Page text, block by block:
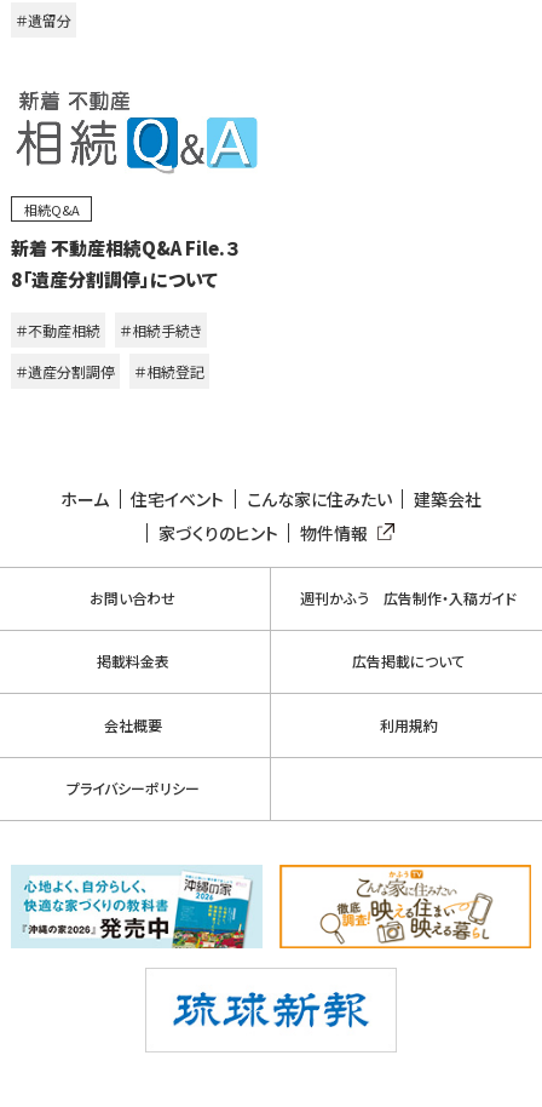
＃遺留分
相続Q&A
新着 不動産相続Q&A File.３
8「遺産分割調停」について
＃不動産相続
＃相続手続き
＃遺産分割調停
＃相続登記
ホーム 住宅イベント こんな家に住みたい
建築会社
家づくりのヒント
物件情報
お問い合わせ 週刊かふう 広告制作・入稿ガイド
掲載料金表 広告掲載について
会社概要 利用規約
プライバシーポリシー